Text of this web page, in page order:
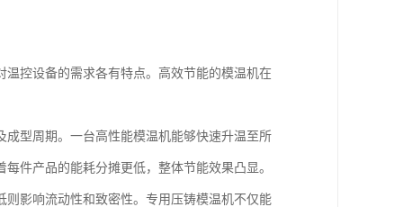
控设备的需求各有特点。高效节能的模温机在
型周期。一台高性能模温机能够快速升温至所
件产品的能耗分摊更低，整体节能效果凸显。
影响流动性和致密性。专用压铸模温机不仅能